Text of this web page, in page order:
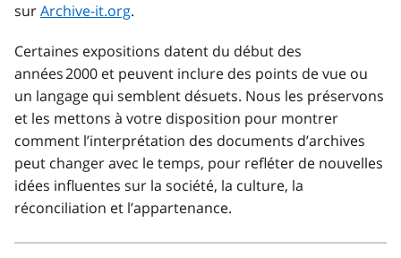
surArchive-it.org.
Certaines expositions datent du début des
années 2000 et peuvent inclure des points de vue ou
un langage qui semblent désuets. Nous les préservons
et les mettons à votre disposition pour montrer
comment l’interprétation des documents d’archives
peut changer avec le temps, pour refléter de nouvelles
idées influentes sur la société, la culture, la
réconciliation et l’appartenance.